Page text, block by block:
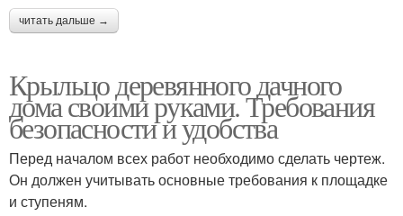
читать дальше →
Крыльцо деревянного дачного
дома своими руками. Требования
безопасности и удобства
Перед началом всех работ необходимо сделать чертеж.
Он должен учитывать основные требования к площадке
и ступеням.